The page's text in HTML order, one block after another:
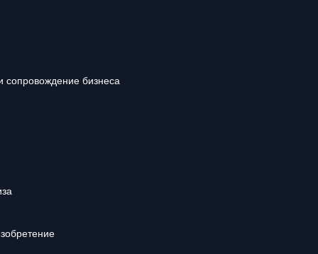
сопровождение бизнеса